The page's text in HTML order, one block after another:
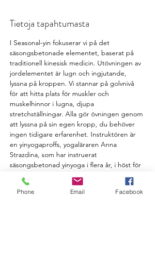
Tietoja tapahtumasta
I Seasonal-yin fokuserar vi på det
säsongsbetonade elementet, baserat på
traditionell kinesisk medicin. Utövningen av
jordelementet är lugn och ingjutande,
lyssna på kroppen. Vi stannar på golvnivå
för att hitta plats för muskler och
muskelhinnor i lugna, djupa
stretchställningar. Alla gör övningen genom
att lyssna på sin egen kropp, du behöver
ingen tidigare erfarenhet. Instruktören är
en yinyogaproffs, yogaläraren Anna
Strazdina, som har instruerat
säsongsbetonad yinyoga i flera år, i höst för
första gången i Nauvo.
Handledning på finska och svenska.
Phone Email Facebook